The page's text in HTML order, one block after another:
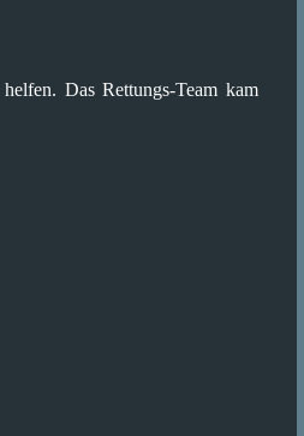
Das Rettungs-Team kam